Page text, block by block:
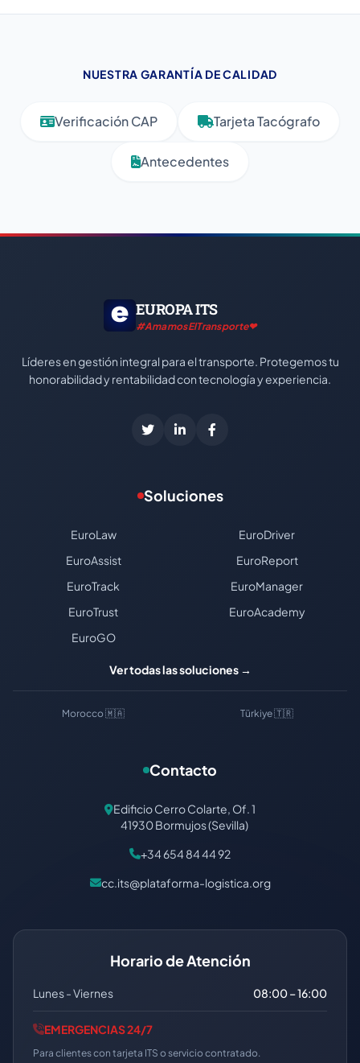
NUESTRA GARANTÍA DE CALIDAD
Verificación CAP Tarjeta Tacógrafo
Antecedentes
EUROPA ITS
#AmamosElTransporte❤
Líderes en gestión integral para el transporte. Protegemos tu
honorabilidad y rentabilidad con tecnología y experiencia.
Soluciones
EuroLaw
EuroDriver
EuroAssist
EuroReport
EuroTrack
EuroManager
EuroTrust
EuroAcademy
EuroGO
Ver todas las soluciones →
Morocco 🇲🇦 Türkiye 🇹🇷
Contacto
Edificio Cerro Colarte, Of. 1
41930 Bormujos (Sevilla)
+34 654 84 44 92
cc.its@plataforma-logistica.org
Horario de Atención
Lunes - Viernes 08:00 – 16:00
EMERGENCIAS 24/7
Para clientes con tarjeta ITS o servicio contratado.